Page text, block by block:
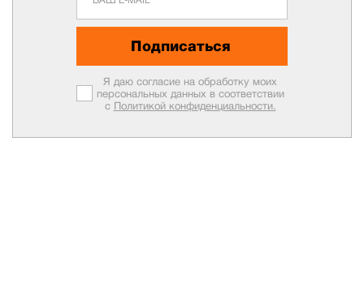
Подписаться
Я даю согласие на обработку моих
персональных данных в соответствии
с Политикой конфиденциальности.